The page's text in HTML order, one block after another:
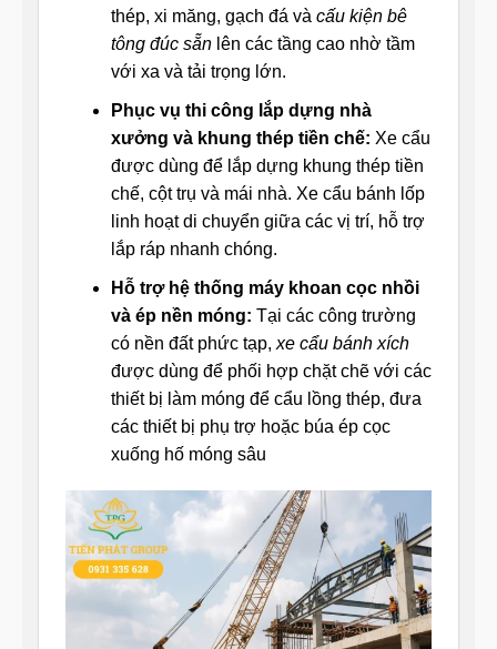
thép, xi măng, gạch đá và cấu kiện bê
tông đúc sẵnlên các tầng cao nhờ tầm
với xa và tải trọng lớn.
Phục vụ thi công lắp dựng nhà
xưởng và khung thép tiền chế: Xe cẩu
được dùng để lắp dựng khung thép tiền
chế, cột trụ và mái nhà. Xe cẩu bánh lốp
linh hoạt di chuyển giữa các vị trí, hỗ trợ
lắp ráp nhanh chóng.
Hỗ trợ hệ thống máy khoan cọc nhồi
và ép nền móng: Tại các công trường
có nền đất phức tạp, xe cẩu bánh xích
được dùng để phối hợp chặt chẽ với các
thiết bị làm móng để cẩu lồng thép, đưa
các thiết bị phụ trợ hoặc búa ép cọc
xuống hố móng sâu